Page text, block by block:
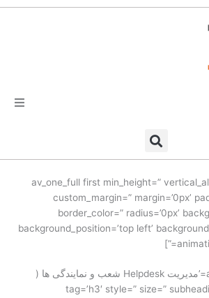
[av_one_full first min_height=”
custom_margin=” margin=’0px’
border_color=” radius=’0px’
background_position=’top left’
[av_heading heading=’مدیریت Helpdesk شعب و نمایندگی ها (
DRM ) ‘ tag=’h3′ style=” size=”